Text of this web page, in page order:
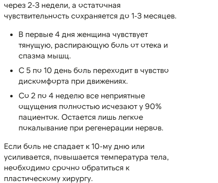
через 2-3 недели, а остаточная
чувствительность сохраняется до 1-3 месяцев.
В первые 4 дня женщина чувствует
тянущую, распирающую боль от отека и
спазма мышц.
С 5 по 10 день боль переходит в чувство
дискомфорта при движениях.
Со 2 по 4 неделю все неприятные
ощущения полностью исчезают у 90%
пациенток. Остается лишь легкое
покалывание при регенерации нервов.
Если боль не спадает к 10-му дню или
усиливается, повышается температура тела,
необходимо срочно обратиться к
пластическому хирургу.